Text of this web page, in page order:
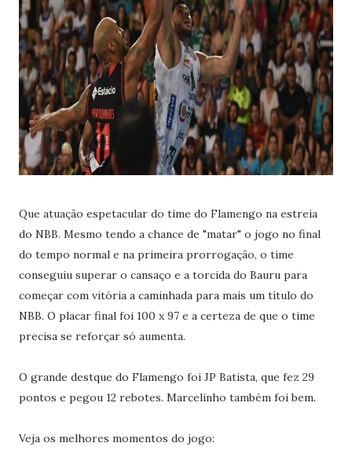
Que atuação espetacular do time do Flamengo na estreia
do NBB. Mesmo tendo a chance de "matar" o jogo no final
do tempo normal e na primeira prorrogação, o time
conseguiu superar o cansaço e a torcida do Bauru para
começar com vitória a caminhada para mais um título do
NBB. O placar final foi 100 x 97 e a certeza de que o time
precisa se reforçar só aumenta.
O grande destque do Flamengo foi JP Batista, que fez 29
pontos e pegou 12 rebotes. Marcelinho também foi bem.
Veja os melhores momentos do jogo: